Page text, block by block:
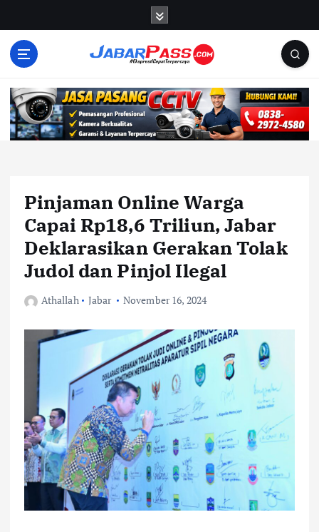
Pinjaman Online Warga
Capai Rp18,6 Triliun, Jabar
Deklarasikan Gerakan Tolak
Judol dan Pinjol Ilegal
Athallah Jabar November 16, 2024